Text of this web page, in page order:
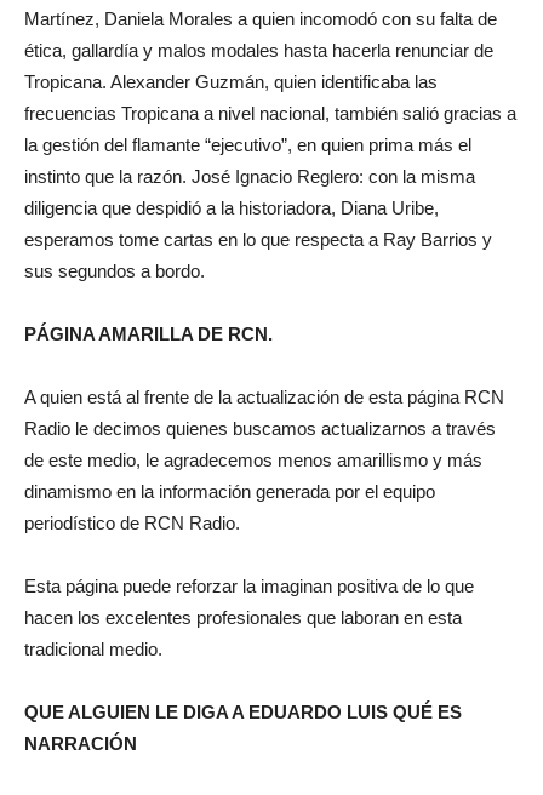
Martínez, Daniela Morales a quien incomodó con su falta de
ética, gallardía y malos modales hasta hacerla renunciar de
Tropicana. Alexander Guzmán, quien identificaba las
frecuencias Tropicana a nivel nacional, también salió gracias a
la gestión del flamante “ejecutivo”, en quien prima más el
instinto que la razón. José Ignacio Reglero: con la misma
diligencia que despidió a la historiadora, Diana Uribe,
esperamos tome cartas en lo que respecta a Ray Barrios y
sus segundos a bordo.
PÁGINA AMARILLA DE RCN.
A quien está al frente de la actualización de esta página RCN
Radio le decimos quienes buscamos actualizarnos a través
de este medio, le agradecemos menos amarillismo y más
dinamismo en la información generada por el equipo
periodístico de RCN Radio.
Esta página puede reforzar la imaginan positiva de lo que
hacen los excelentes profesionales que laboran en esta
tradicional medio.
QUE ALGUIEN LE DIGA A EDUARDO LUIS QUÉ ES
NARRACIÓN